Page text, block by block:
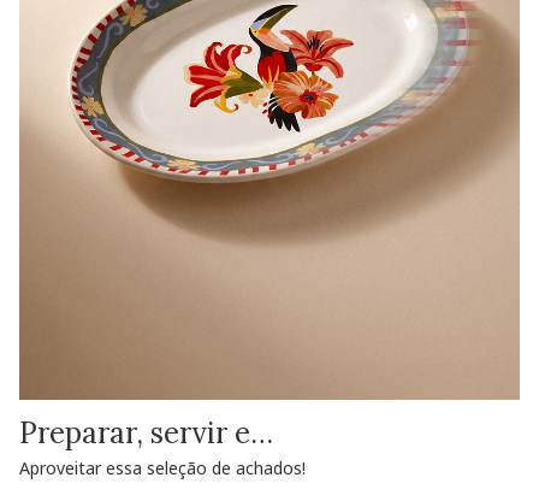
Preparar, servir e…
Aproveitar essa seleção de achados!